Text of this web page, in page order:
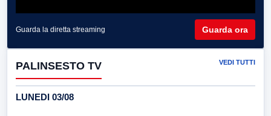
Guarda la diretta streaming Guarda ora
PALINSESTO TV VEDI TUTTI
LUNEDI 03/08